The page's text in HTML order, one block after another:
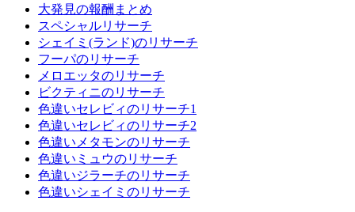
大発見の報酬まとめ
スペシャルリサーチ
シェイミ(ランド)のリサーチ
フーパのリサーチ
メロエッタのリサーチ
ビクティニのリサーチ
色違いセレビィのリサーチ1
色違いセレビィのリサーチ2
色違いメタモンのリサーチ
色違いミュウのリサーチ
色違いジラーチのリサーチ
色違いシェイミのリサーチ